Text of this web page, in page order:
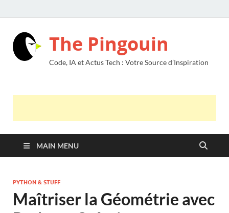
The Pingouin
Code, IA et Actus Tech : Votre Source d’Inspiration
MAIN MENU
PYTHON & STUFF
Maîtriser la Géométrie avec